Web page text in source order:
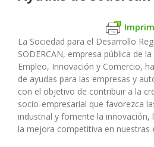
La Sociedad para el Desarrollo
SODERCAN, empresa pública de
Empleo, Innovación y Comercio,
de ayudas para las empresas y
con el objetivo de contribuir a la
socio-empresarial que favorezca
industrial y fomente la innovación,
la mejora competitiva en nuestras